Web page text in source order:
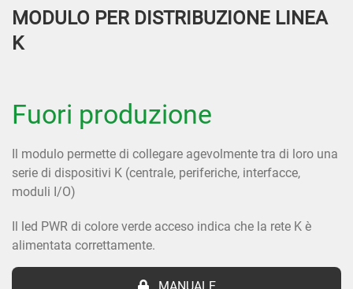
MODULO PER DISTRIBUZIONE LINEA
K
Fuori produzione
Il modulo permette di collegare agevolmente tra di loro una
serie di dispositivi K (centrale, periferiche, interfacce,
moduli I/O)
Il led PWR di colore verde acceso indica che la rete K è
alimentata correttamente.